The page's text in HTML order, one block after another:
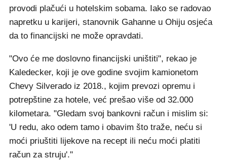
provodi plačući u hotelskim sobama. Iako se radovao
napretku u karijeri, stanovnik Gahanne u Ohiju osjeća
da to financijski ne može opravdati.
"Ovo će me doslovno financijski uništiti", rekao je
Kaledecker, koji je ove godine svojim kamionetom
Chevy Silverado iz 2018., kojim prevozi opremu i
potrepštine za hotele, već prešao više od 32.000
kilometara. "Gledam svoj bankovni račun i mislim si:
'U redu, ako odem tamo i obavim što traže, neću si
moći priuštiti lijekove na recept ili neću moći platiti
račun za struju'."